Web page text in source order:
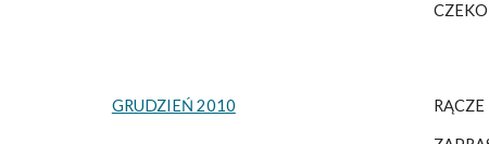
GRUDZIEŃ 2010 RĄCZE